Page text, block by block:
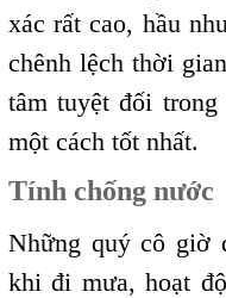
xác rất cao, hầu
chênh lệch thời
tâm tuyệt đối
một cách tốt nhất.
Tính chống nước
Những quý cô giờ
khi đi mưa, hoạt